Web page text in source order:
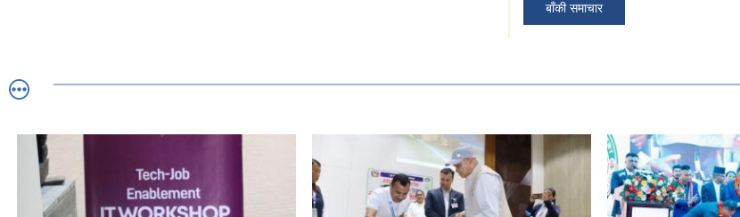
बाँकी समाचार